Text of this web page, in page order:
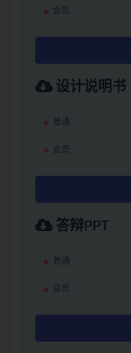
会员
设计说明书
普通
会员
答辩PPT
普通
会员